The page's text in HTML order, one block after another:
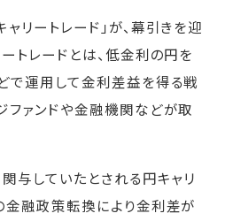
ャリートレード」が、幕引きを迎
トレードとは、低金利の円を
で運用して金利差益を得る戦
ファンドや金融機関などが取
与していたとされる円キャリ
金融政策転換により金利差が